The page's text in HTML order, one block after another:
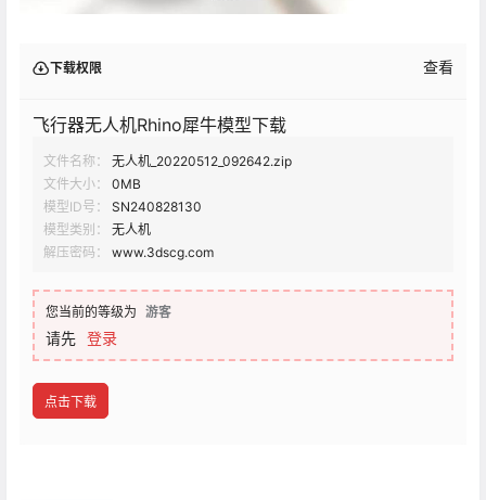
下载权限 查看
飞行器无人机Rhino犀牛模型下载
文件名称：
无人机_20220512_092642.zip
文件大小：
0MB
模型ID号：
SN240828130
模型类别：
无人机
解压密码：
www.3dscg.com
您当前的等级为 游客
请先 登录
点击下载